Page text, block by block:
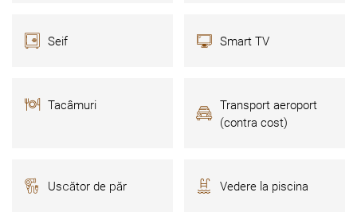
Seif Smart TV
Tacâmuri
Transport aeroport
(contra cost)
Uscător de păr Vedere la piscina